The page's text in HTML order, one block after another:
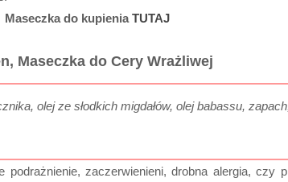
Maseczka do kupieniaTUTAJ
Maseczka do Cery Wrażliwej
olej ze słodkich migdałów, olej babassu,
zaczerwienieni, drobna alergia,